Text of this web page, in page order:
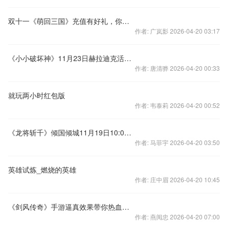
双十一《萌回三国》充值有好礼，你冲我就送
作者: 广岚影 2026-04-20 03:17
《小小破坏神》11月23日赫拉迪克活动集锦
作者: 唐清骅 2026-04-20 00:33
就玩两小时红包版
作者: 韦泰莉 2026-04-20 00:52
《龙将斩千》倾国倾城11月19日10:00震撼开启
作者: 马菲宇 2026-04-20 03:50
英雄试炼_燃烧的英雄
作者: 庄中眉 2026-04-20 10:45
《剑风传奇》手游逼真效果带你热血沸腾
作者: 燕阅忠 2026-04-20 07:00